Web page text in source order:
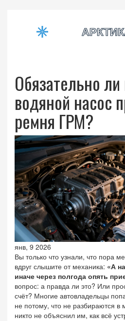
Обязательно
водяной насос
ремня ГРМ?
янв, 9 2026
Вы только что узнали, что пора
вдруг слышите от механика: «А
иначе через полгода опять
вопрос: а правда ли это? Или
счёт? Многие автовладельцы
не потому, что не разбираются
никто не объяснил им, как всё